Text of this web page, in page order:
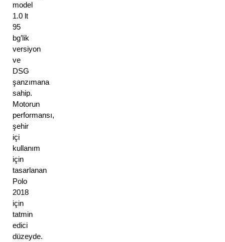
model
1.0 lt
95
bg’lik
versiyon
ve
DSG
şanzımana
sahip.
Motorun
performansı,
şehir
içi
kullanım
için
tasarlanan
Polo
2018
için
tatmin
edici
düzeyde.